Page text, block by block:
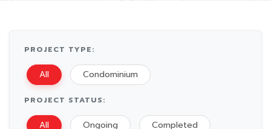
PROJECT TYPE:
All Condominium
PROJECT STATUS:
All Ongoing Completed